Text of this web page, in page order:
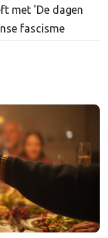
met 'De dagen
fascisme